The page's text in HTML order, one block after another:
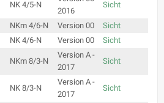
NK 4/5-N
2016
Sicht
NKm 4/6-N Version 00
Sicht
NK 4/6-N Version 00 Sicht
NKm 8/3-N
Version A -
2017
Sicht
NK 8/3-N
Version A -
2017
Sicht